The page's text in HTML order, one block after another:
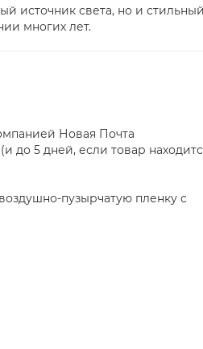
источник света, но и
многих лет.
Новая Почта
до 5 дней, если товар
пузырчатую пленку с